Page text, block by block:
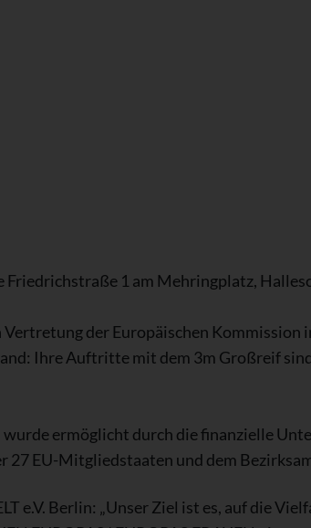
1 am Mehringplatz,
der Europäischen Kommission
Ihre Auftritte mit dem 3m Großreif
wurde ermöglicht durch die finanzielle
EU-Mitgliedstaaten und dem
e.V. Berlin: „Unser Ziel ist es, auf die